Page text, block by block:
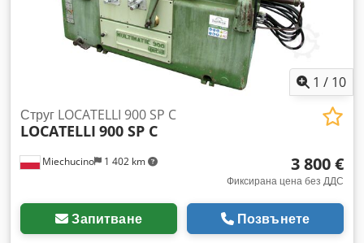
1 / 10
Miechucino 1 402 km
Струг LOCATELLI 900 SP C
LOCATELLI 900 SP C
3 800 €
Фиксирана цена без ДДС
Запитване Позвънете